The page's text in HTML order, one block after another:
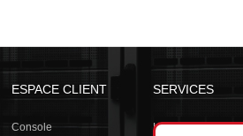
ESPACE CLIENT
Console
SERVICES
Hébergement web